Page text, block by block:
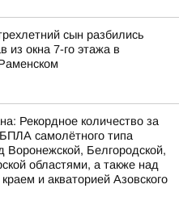
сын разбились
из окна 7-го этажа в
Рекордное количество за
самолётного типа
Воронежской, Белгородской,
областями, а также над
и акваторией Азовского